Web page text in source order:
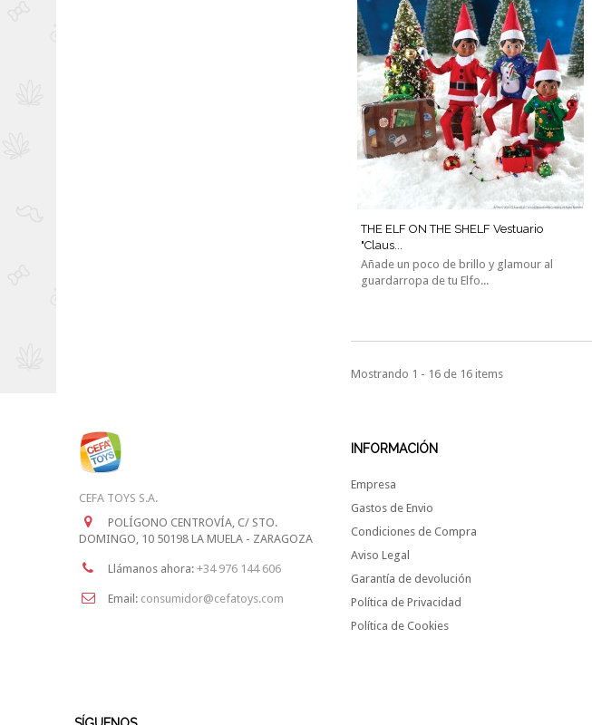
THE ELF ON THE SHELF Vestuario
"Claus...
Añade un poco de brillo y glamour al
guardarropa de tu Elfo...
Mostrando 1 - 16 de 16 items
CEFA TOYS S.A.
POLÍGONO CENTROVÍA, C/ STO.
DOMINGO, 10 50198 LA MUELA - ZARAGOZA
Llámanos ahora: +34 976 144 606
Email: consumidor@cefatoys.com
INFORMACIÓN
Empresa
Gastos de Envio
Condiciones de Compra
Aviso Legal
Garantía de devolución
Política de Privacidad
Política de Cookies